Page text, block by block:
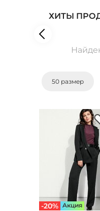
ХИТЫ
50 размер
-20% Aкция